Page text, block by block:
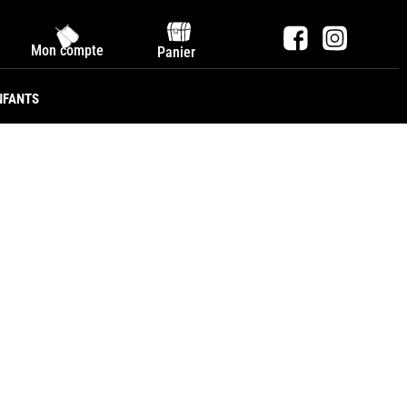
Mon compte Panier